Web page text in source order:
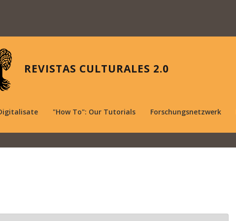
REVISTAS CULTURALES 2.0
"How To": Our Tutorials Forschungsnetzwerk